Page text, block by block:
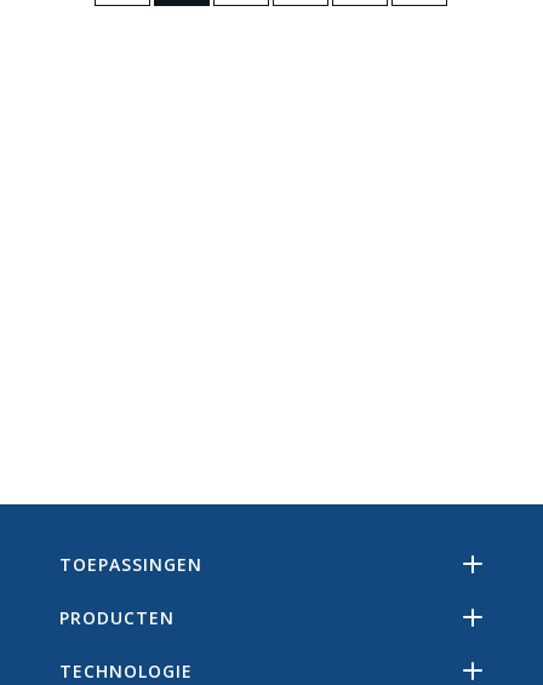
TOEPASSINGEN
PRODUCTEN
TECHNOLOGIE